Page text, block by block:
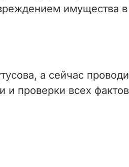
имущества
а сейчас
и проверки всех